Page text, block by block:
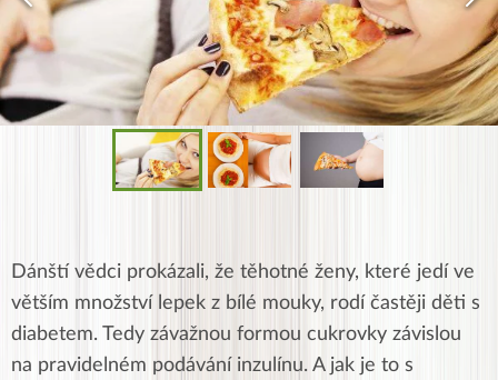
Dánští vědci prokázali, že těhotné ženy, které jedí ve
větším množství lepek z bílé mouky, rodí častěji děti s
diabetem. Tedy závažnou formou cukrovky závislou
na pravidelném podávání inzulínu. A jak je to s